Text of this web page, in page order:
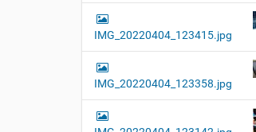
IMG_20220404_123415.jpg
IMG_20220404_123358.jpg